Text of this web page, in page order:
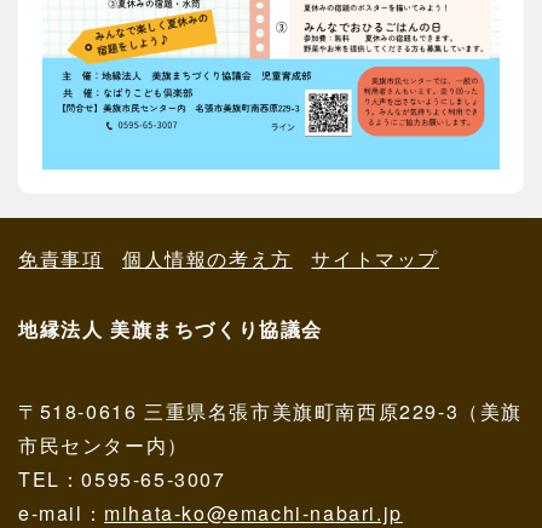
免責事項 個人情報の考え方 サイトマップ
地縁法人 美旗まちづくり協議会
〒518-0616 三重県名張市美旗町南西原229-3（美旗
市民センター内）
TEL：0595-65-3007
e-mail： mihata-ko@emachi-nabari.jp